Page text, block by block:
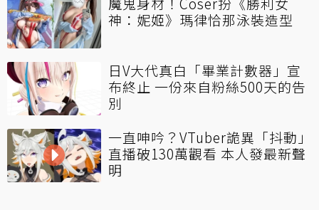
神：妮姬》瑪律恰那泳裝造型
日V大代真白「畢業計數器」宣
布終止 一份來自粉絲500天的告
別
一直呻吟？VTuber詭異「抖動」
直播破130萬觀看 本人發最新聲
明